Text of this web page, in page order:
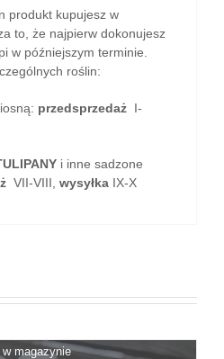
produkt kupujesz w
to, że najpierw dokonujesz
w późniejszym terminie.
roślin:
przedsprzedażI-
i inne sadzone
VII-VIII, wysyłkaIX-X
w magazynie